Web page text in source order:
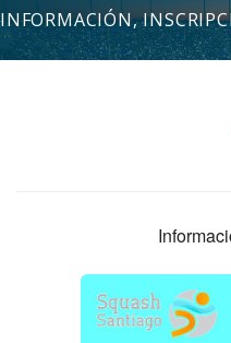
INFORMACIÓN,